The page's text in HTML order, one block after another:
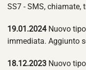
SS7 - SMS,
19.01.2024Nuovo
immediata. Aggiunto
18.12.2023 Nuovo